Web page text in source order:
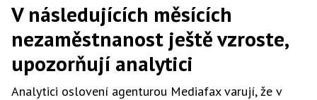
V následujících měsících
nezaměstnanost ještě vzroste,
upozorňují analytici
Analytici oslovení agenturou Mediafax varují, že v